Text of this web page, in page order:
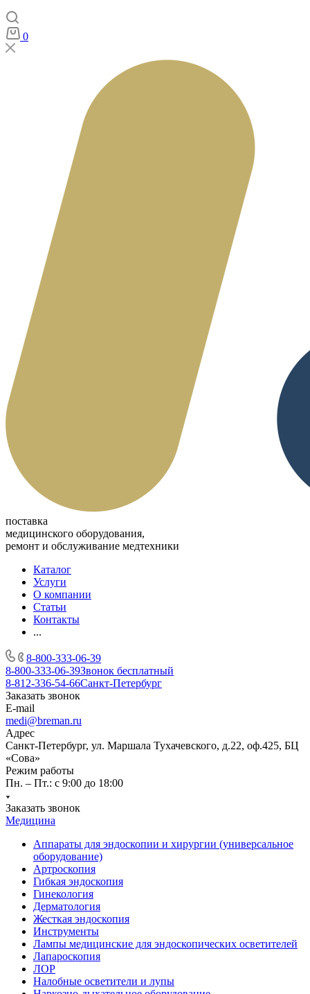
0
поставка
медицинского оборудования,
ремонт и обслуживание медтехники
Каталог
Услуги
О компании
Статьи
Контакты
...
8-800-333-06-39
8-800-333-06-39Звонок бесплатный
8-812-336-54-66Санкт-Петербург
Заказать звонок
E-mail
medi@breman.ru
Адрес
Санкт-Петербург, ул. Маршала Тухачевского, д.22, оф.425, БЦ
«Сова»
Режим работы
Пн. – Пт.: с 9:00 до 18:00
Заказать звонок
Медицина
Аппараты для эндоскопии и хирургии (универсальное
оборудование)
Артроскопия
Гибкая эндоскопия
Гинекология
Дерматология
Жесткая эндоскопия
Инструменты
Лампы медицинские для эндоскопических осветителей
Лапароскопия
ЛОР
Налобные осветители и лупы